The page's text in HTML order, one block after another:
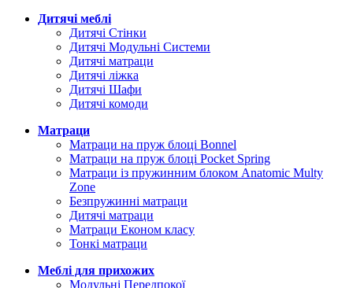
Дитячі меблі
Дитячі Стінки
Дитячі Модульні Системи
Дитячі матраци
Дитячі ліжка
Дитячі Шафи
Дитячі комоди
Матраци
Матраци на пруж блоці Bonnel
Матраци на пруж блоці Pocket Spring
Матраци із пружинним блоком Anatomic Multy
Zone
Безпружинні матраци
Дитячі матраци
Матраци Економ класу
Тонкі матраци
Меблі для прихожих
Модульні Передпокої